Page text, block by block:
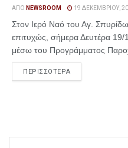
ΑΠΌ NEWSROOM 19 ΔΕΚΕΜΒΡΊΟΥ,
Στον Ιερό Ναό του Αγ.
επιτυχώς, σήμερα Δευτέρα
μέσω του Προγράμματος
ΠΕΡΙΣΣΟΤΕΡΑ